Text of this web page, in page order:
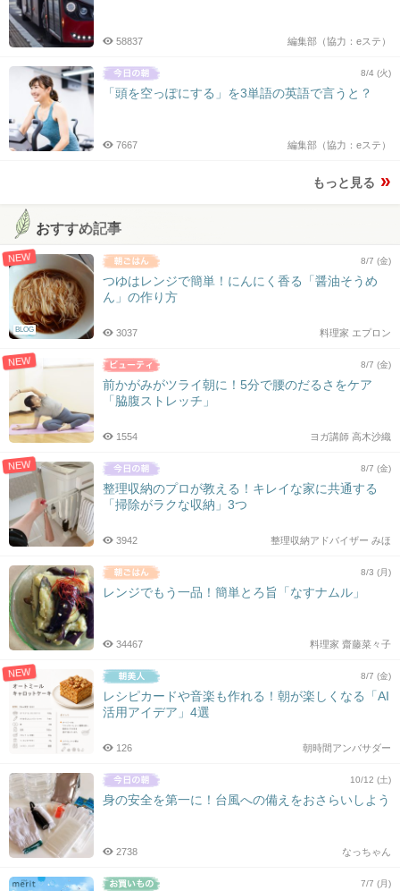
編集部（協力：eステ）
58837
8/4 (火)
「頭を空っぽにする」を3単語の英語で言うと？
編集部（協力：eステ）
7667
もっと見る
おすすめ記事
NEW
BLOG
8/7 (金)
つゆはレンジで簡単！にんにく香る「醤油そうめ
ん」の作り方
料理家 エプロン
3037
NEW 8/7 (金)
前かがみがツライ朝に！5分で腰のだるさをケア
「脇腹ストレッチ」
ヨガ講師 高木沙織
1554
NEW 8/7 (金)
整理収納のプロが教える！キレイな家に共通する
「掃除がラクな収納」3つ
整理収納アドバイザー みほ
3942
8/3 (月)
レンジでもう一品！簡単とろ旨「なすナムル」
料理家 齋藤菜々子
34467
NEW 8/7 (金)
レシピカードや音楽も作れる！朝が楽しくなる「AI
活用アイデア」4選
朝時間アンバサダー
126
10/12 (土)
身の安全を第一に！台風への備えをおさらいしよう
なっちゃん
2738
7/7 (月)